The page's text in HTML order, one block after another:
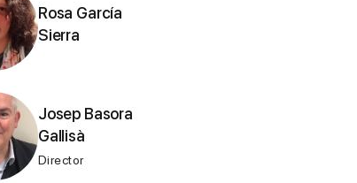
Rosa García
Sierra
Josep Basora
Gallisà
Director